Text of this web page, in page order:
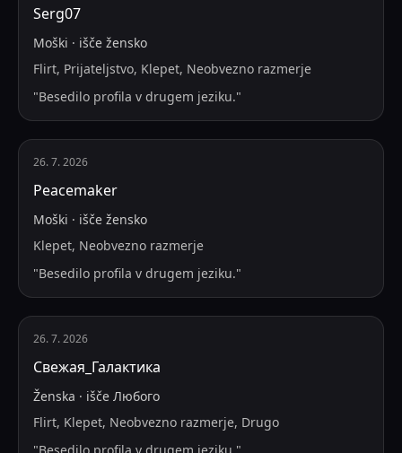
Serg07
Moški · išče žensko
Flirt, Prijateljstvo, Klepet, Neobvezno razmerje
"Besedilo profila v drugem jeziku."
26. 7. 2026
Peacemaker
Moški · išče žensko
Klepet, Neobvezno razmerje
"Besedilo profila v drugem jeziku."
26. 7. 2026
Свежая_Галактика
Ženska · išče Любого
Flirt, Klepet, Neobvezno razmerje, Drugo